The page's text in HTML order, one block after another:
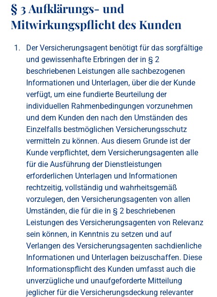
§ 3 Aufklärungs- und
Mitwirkungspflicht des Kunden
Der Versicherungsagent benötigt für das sorgfältige
und gewissenhafte Erbringen der in § 2
beschriebenen Leistungen alle sachbezogenen
Informationen und Unterlagen, über die der Kunde
verfügt, um eine fundierte Beurteilung der
individuellen Rahmenbedingungen vorzunehmen
und dem Kunden den nach den Umständen des
Einzelfalls bestmöglichen Versicherungsschutz
vermitteln zu können. Aus diesem Grunde ist der
Kunde verpflichtet, dem Versicherungsagenten alle
für die Ausführung der Dienstleistungen
erforderlichen Unterlagen und Informationen
rechtzeitig, vollständig und wahrheitsgemäß
vorzulegen, den Versicherungsagenten von allen
Umständen, die für die in § 2 beschriebenen
Leistungen des Versicherungsagenten von Relevanz
sein können, in Kenntnis zu setzen und auf
Verlangen des Versicherungsagenten sachdienliche
Informationen und Unterlagen beizuschaffen. Diese
Informationspflicht des Kunden umfasst auch die
unverzügliche und unaufgeforderte Mitteilung
jeglicher für die Versicherungsdeckung relevanter